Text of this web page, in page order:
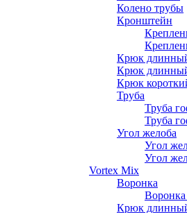
Колено трубы
Кронштейн
Крюк
Крюк
Крюк
Труба
Труба
Труба
Угол желоба
Угол
Угол
Vortex Mix
Воронка
Воронка
Крюк